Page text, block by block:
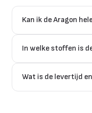
Kan ik de Aragon
In welke stoffen is
Wat is de levertijd